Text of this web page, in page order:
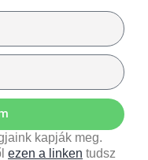
kapják meg.
ezen a linken tudsz